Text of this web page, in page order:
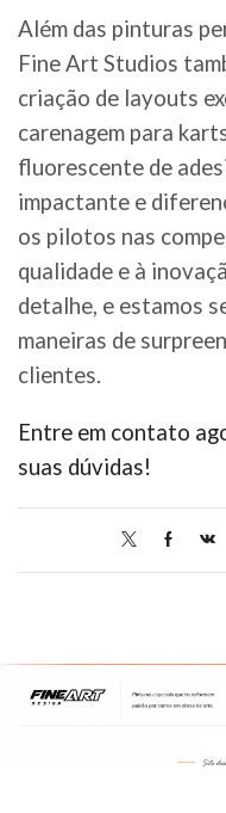
Além das pinturas
Fine Art Studios
criação de layouts
carenagem para
fluorescente de
impactante e
os pilotos nas
qualidade e à
detalhe, e estamos
maneiras de
clientes.
Entre em contato
suas dúvidas!